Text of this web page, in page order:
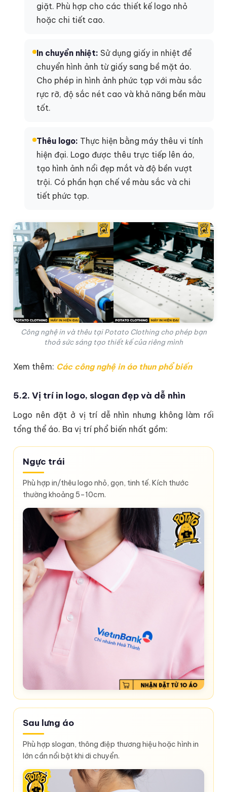
giặt. Phù hợp cho các thiết kế logo nhỏ
hoặc chi tiết cao.
In chuyển nhiệt: Sử dụng giấy in nhiệt để
chuyển hình ảnh từ giấy sang bề mặt áo.
Cho phép in hình ảnh phức tạp với màu sắc
rực rỡ, độ sắc nét cao và khả năng bền màu
tốt.
Thêu logo: Thực hiện bằng máy thêu vi tính
hiện đại. Logo được thêu trực tiếp lên áo,
tạo hình ảnh nổi đẹp mắt và độ bền vượt
trội. Có phần hạn chế về màu sắc và chi
tiết phức tạp.
Công nghệ in và thêu tại Potato Clothing cho phép bạn
thoả sức sáng tạo thiết kế của riêng mình
Xem thêm: Các công nghệ in áo thun phổ biến
5.2. Vị trí in logo, slogan đẹp và dễ nhìn
Logo nên đặt ở vị trí dễ nhìn nhưng không làm rối
tổng thể áo. Ba vị trí phổ biến nhất gồm:
Ngực trái
Phù hợp in/thêu logo nhỏ, gọn, tinh tế. Kích thước
thường khoảng 5–10cm.
Sau lưng áo
Phù hợp slogan, thông điệp thương hiệu hoặc hình in
lớn cần nổi bật khi di chuyển.